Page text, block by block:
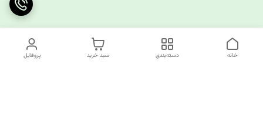
پروفایل سبد خرید دسته‌بندی خانه